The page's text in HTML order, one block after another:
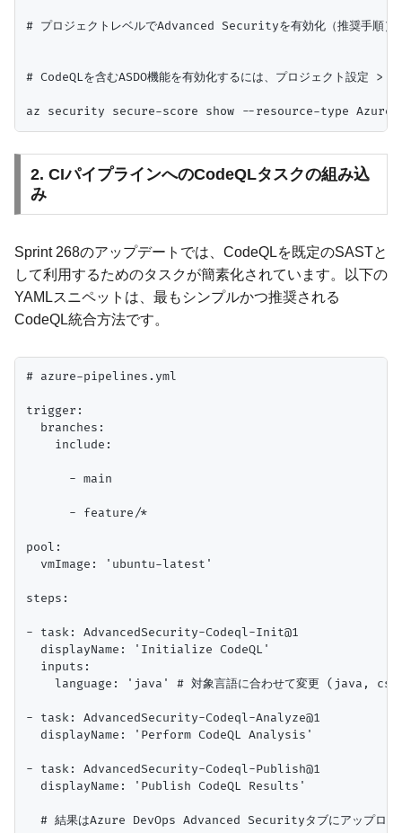
# プロジェクトレベルでAdvanced Securityを有効化（推奨手順）
# CodeQLを含むASDO機能を有効化するには、プロジェクト設定
2. CIパイプラインへのCodeQLタスクの組み込
み
Sprint 268のアップデートでは、CodeQLを既定のSASTと
して利用するためのタスクが簡素化されています。以下の
YAMLスニペットは、最もシンプルかつ推奨される
CodeQL統合方法です。
# azure-pipelines.yml
trigger:
  branches:
    include:
      - main
      - feature/*
pool:
  vmImage: 'ubuntu-latest'
steps:
- task: AdvancedSecurity-Codeql-Init@1
  displayName: 'Initialize CodeQL'
  inputs:
language: 'java' # 対象言語に合わせて変更 (java,
- task: AdvancedSecurity-Codeql-Analyze@1
  displayName: 'Perform CodeQL Analysis'
- task: AdvancedSecurity-Codeql-Publish@1
  displayName: 'Publish CodeQL Results'